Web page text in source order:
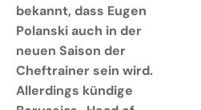
bekannt, dass Eugen
Polanski auch in der
neuen Saison der
Cheftrainer sein wird.
Allerdings kündige